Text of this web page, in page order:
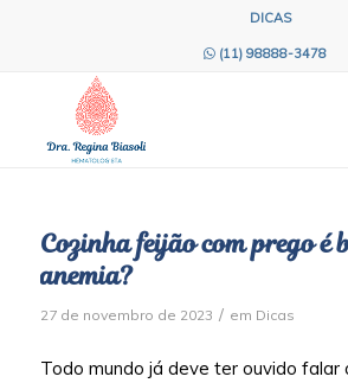
DICAS
(11) 98888-3478
Cozinha feijão com prego é
anemia?
27 de novembro de 2023 / em Dicas
Todo mundo já deve ter ouvido falar